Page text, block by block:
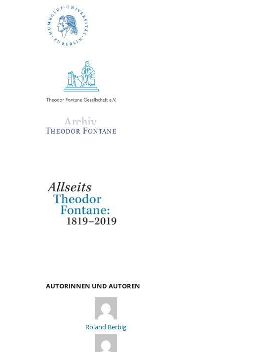
AUTORINNEN UND AUTOREN
Roland Berbig